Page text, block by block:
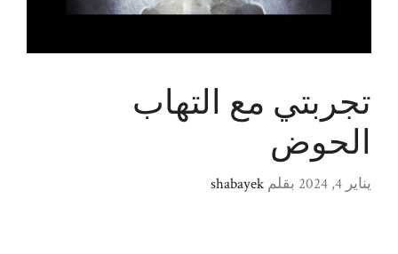
تجربتي مع التهاب
الحوض
يناير 4, 2024 بقلمshabayek